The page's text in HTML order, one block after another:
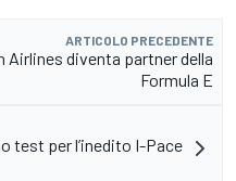
ARTICOLO PRECEDENTE
Airlines diventa partner della
Formula E
test per l’inedito I-Pace